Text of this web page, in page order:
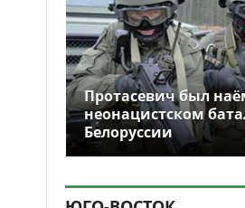
Протасевич был
неонацистском
Белоруссии